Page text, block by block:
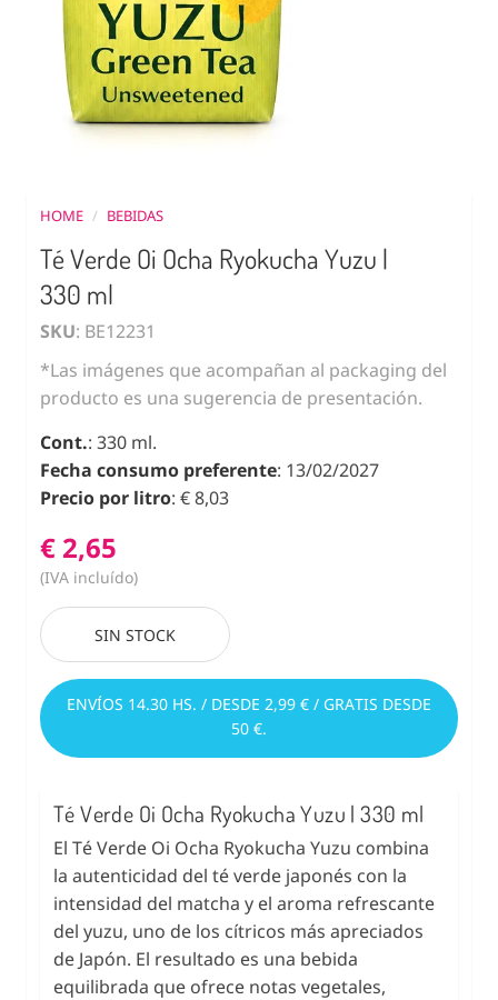
HOME / BEBIDAS
Té Verde Oi Ocha Ryokucha Yuzu |
330 ml
SKU: BE12231
*Las imágenes que acompañan al packaging del
producto es una sugerencia de presentación.
Cont.: 330 ml.
Fecha consumo preferente: 13/02/2027
Precio por litro: € 8,03
€ 2,65
(IVA incluído)
SIN STOCK
ENVÍOS 14.30 HS. / DESDE 2,99 € / GRATIS DESDE
50 €.
Té Verde Oi Ocha Ryokucha Yuzu | 330 ml
El Té Verde Oi Ocha Ryokucha Yuzu combina
la autenticidad del té verde japonés con la
intensidad del matcha y el aroma refrescante
del yuzu, uno de los cítricos más apreciados
de Japón. El resultado es una bebida
equilibrada que ofrece notas vegetales,